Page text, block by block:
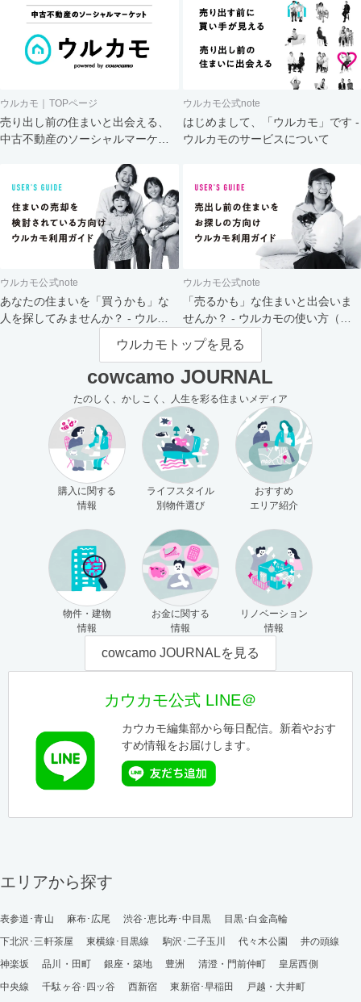
ウルカモ｜TOPページ
売り出し前の住まいと出会える、
中古不動産のソーシャルマーケッ
ウルカモ公式note
はじめまして、「ウルカモ」です -
ウルカモのサービスについて
ウルカモ公式note
あなたの住まいを「買うかも」な
人を探してみませんか？ - ウルカ
ウルカモ公式note
「売るかも」な住まいと出会いま
せんか？ - ウルカモの使い方（買
主さま向け）
ウルカモトップを見る
cowcamo JOURNAL
たのしく、かしこく、人生を彩る住まいメディア
購入に関する
情報
ライフスタイル
別物件選び
おすすめ
エリア紹介
物件・建物
情報
お金に関する
情報
リノベーション
情報
cowcamo JOURNALを見る
カウカモ公式 LINE＠
カウカモ編集部から毎日配信。新着やおす
すめ情報をお届けします。
エリアから探す
表参道･青山 麻布･広尾 渋谷･恵比寿･中目黒
目黒･白金高輪
下北沢･三軒茶屋
東横線･目黒線 駒沢･二子玉川 代々木公園
井の頭線
神楽坂
品川・田町 銀座・築地 豊洲 清澄・門前仲町
皇居西側
中央線
千駄ヶ谷･四ッ谷 西新宿 東新宿･早稲田
戸越・大井町